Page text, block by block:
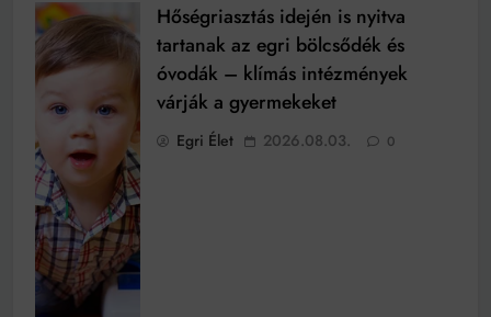
Hőségriasztás idején is nyitva
tartanak az egri bölcsődék és
óvodák – klímás intézmények
várják a gyermekeket
Egri Élet 2026.08.03. 0